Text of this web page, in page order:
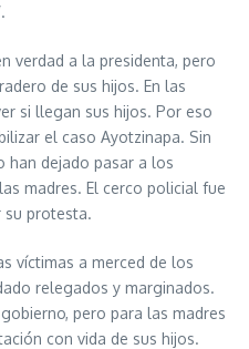
verdad a la presidenta, pero
de sus hijos. En las
si llegan sus hijos. Por eso
el caso Ayotzinapa. Sin
han dejado pasar a los
madres. El cerco policial fue
su protesta.
víctimas a merced de los
relegados y marginados.
pero para las madres
con vida de sus hijos.